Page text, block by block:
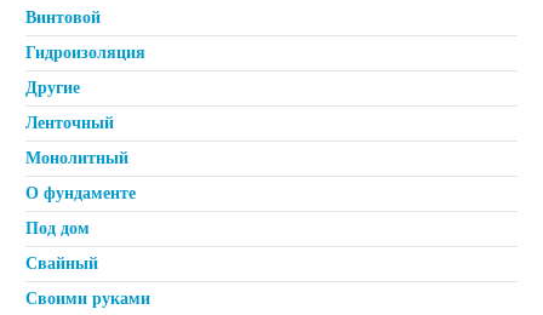
Винтовой
Гидроизоляция
Другие
Ленточный
Монолитный
О фундаменте
Под дом
Свайный
Своими руками